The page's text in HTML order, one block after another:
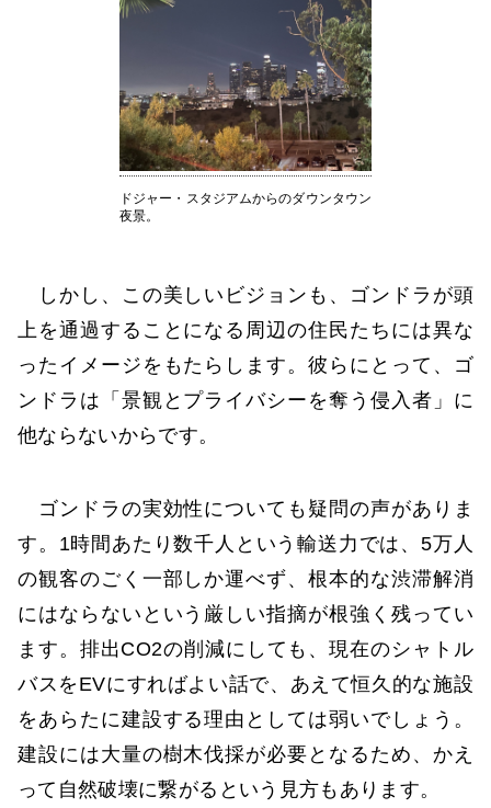
ドジャー・スタジアムからのダウンタウン
夜景。
しかし、この美しいビジョンも、ゴンドラが頭
上を通過することになる周辺の住民たちには異な
ったイメージをもたらします。彼らにとって、ゴ
ンドラは「景観とプライバシーを奪う侵入者」に
他ならないからです。
ゴンドラの実効性についても疑問の声がありま
す。1時間あたり数千人という輸送力では、5万人
の観客のごく一部しか運べず、根本的な渋滞解消
にはならないという厳しい指摘が根強く残ってい
ます。排出CO2の削減にしても、現在のシャトル
バスをEVにすればよい話で、あえて恒久的な施設
をあらたに建設する理由としては弱いでしょう。
建設には大量の樹木伐採が必要となるため、かえ
って自然破壊に繋がるという見方もあります。